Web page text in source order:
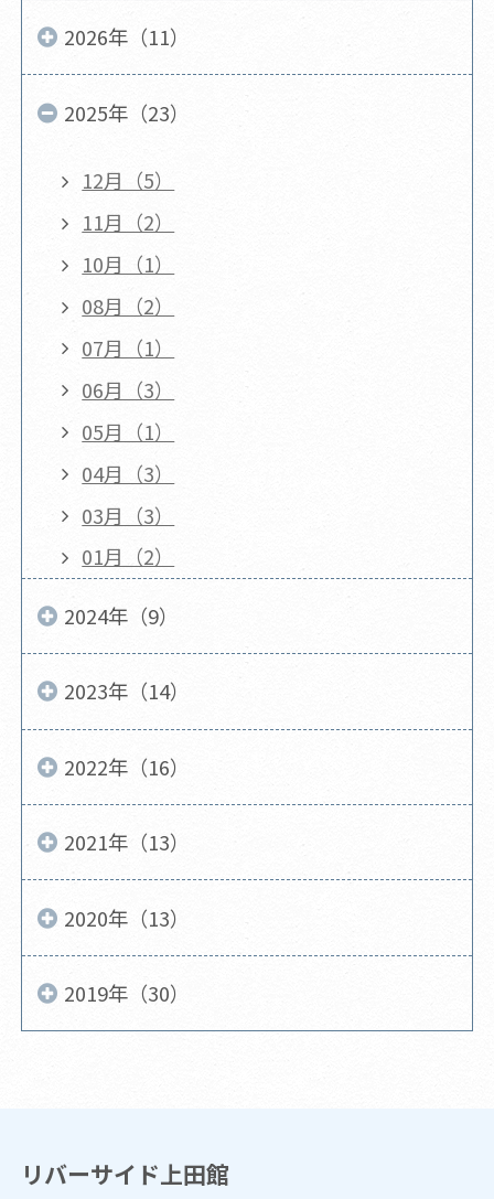
2026年（11）
2025年（23）
12月（5）
11月（2）
10月（1）
08月（2）
07月（1）
06月（3）
05月（1）
04月（3）
03月（3）
01月（2）
2024年（9）
2023年（14）
2022年（16）
2021年（13）
2020年（13）
2019年（30）
リバーサイド上田館